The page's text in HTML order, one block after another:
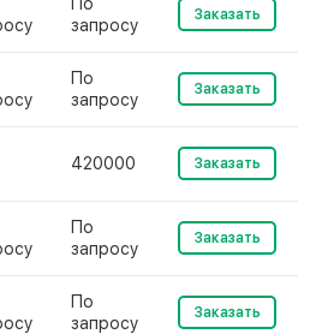
запросу
Заказать
По
запросу
Заказать
420000 Заказать
По
запросу
Заказать
По
запросу
Заказать